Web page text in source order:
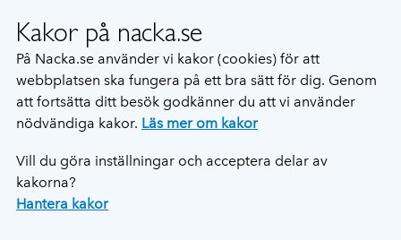
Kakor på nacka.se
På Nacka.se använder vi kakor (cookies) för att
webbplatsen ska fungera på ett bra sätt för dig. Genom
att fortsätta ditt besök godkänner du att vi använder
nödvändiga kakor. Läs mer om kakor
Vill du göra inställningar och acceptera delar av
kakorna?
Hantera kakor